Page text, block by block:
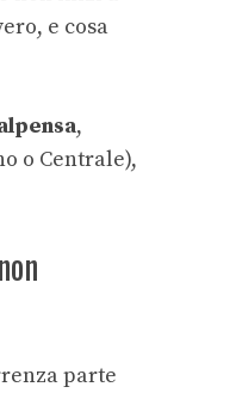
e cosa
,
o Centrale),
parte